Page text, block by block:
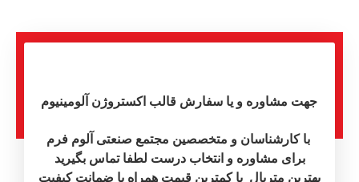
جهت مشاوره و یا سفارش قالب اکستروژن آلومینیوم
با کارشناسان و متخصصین مجتمع صنعتی آلوم فرم
برای مشاوره و انتخاب درست لطفا تماس بگیرید
بهترین متریال با کمترین قیمت همراه با ضمانت کیفیت